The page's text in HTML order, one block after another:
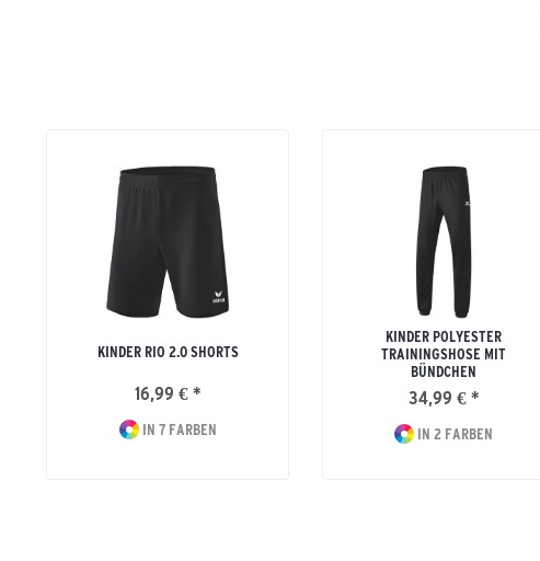
KINDER RIO 2.0 SHORTS
16,99 € *
IN 7 FARBEN
KINDER POLYESTER
TRAININGSHOSE MIT
BÜNDCHEN
34,99 € *
IN 2 FARBEN